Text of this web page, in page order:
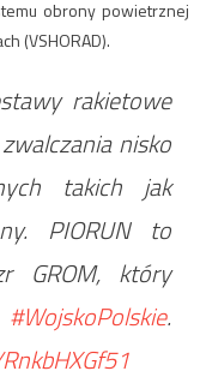
obrony powietrznej
(VSHORAD).
rakietowe
nisko
takich jak
PIORUN to
GROM, który
#WojskoPolskie.